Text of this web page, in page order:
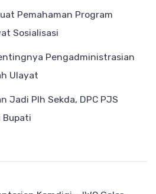
Pemahaman Program
Sosialisasi
Pengadministrasian
Ulayat
Jadi Plh Sekda, DPC PJS
Bupati